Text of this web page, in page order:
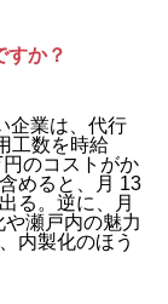
すか？
企業は、代行
工数を時給
のコストがか
めると、月 13
る。逆に、月
瀬戸内の魅力
内製化のほう